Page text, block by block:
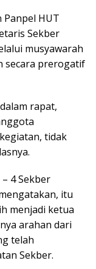
HUT
Sekber
musyawarah
secara prerogatif
rapat,
tidak
4 Sekber
itu
menjadi ketua
arahan dari
telah
Sekber.